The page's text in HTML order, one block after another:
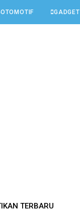
OTOMOTIF GADGET
TERBARU